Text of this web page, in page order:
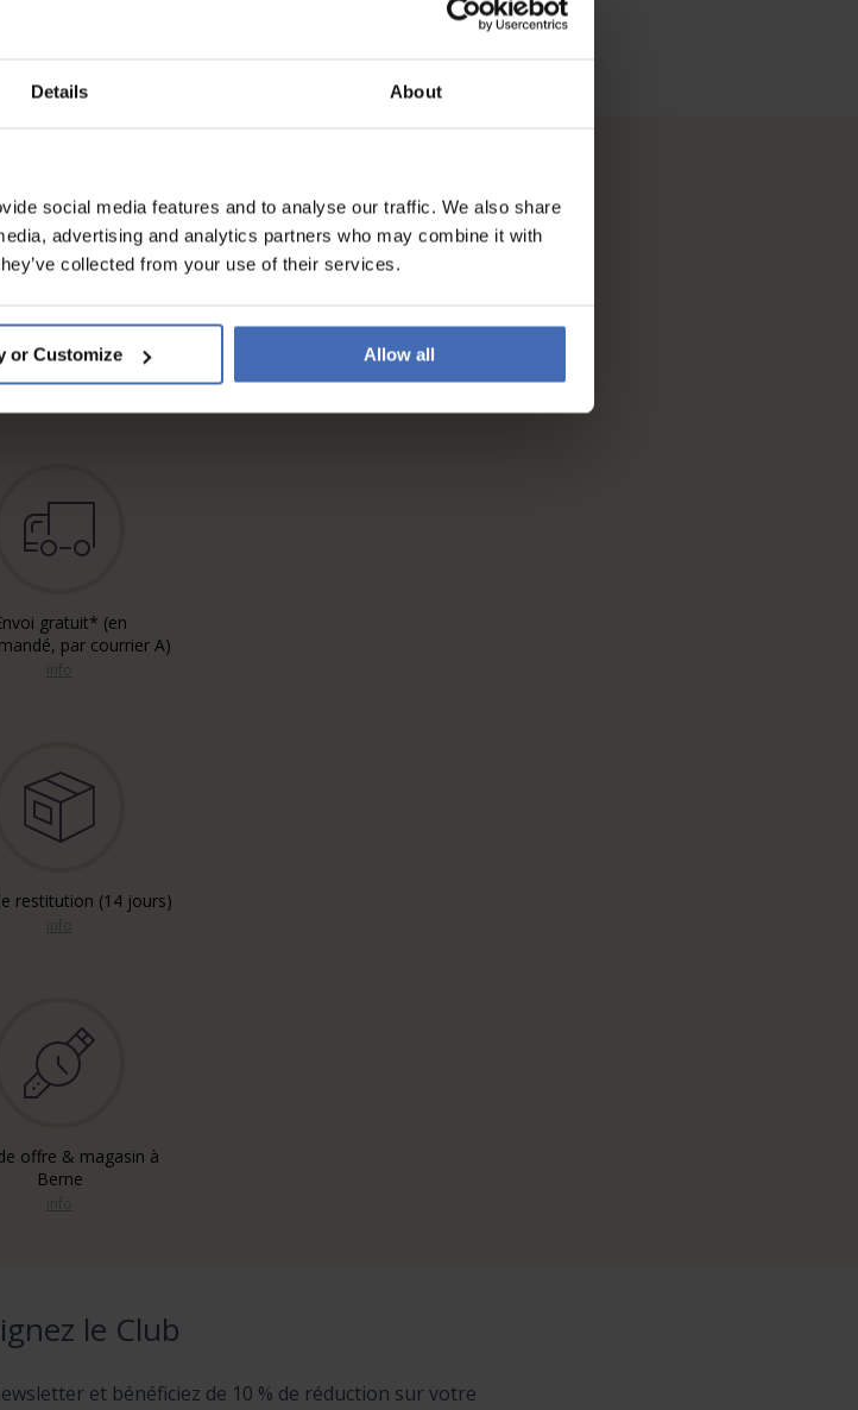
Details About
social media features and to analyse our traffic. We also share
advertising and analytics partners who may combine it with
collected from your use of their services.
or Customize Allow all
et paiement
(jusqu’à CHF
5'000.-)
info
gratuit* (en
par courrier A)
restitution (14 jours)
offre & magasin à
Berne
le Club
et bénéficiez de 10 % de réduction sur votre